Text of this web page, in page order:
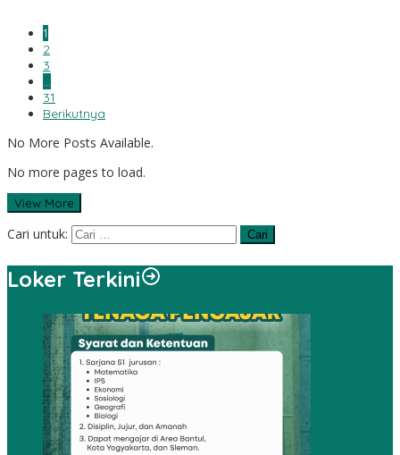
1
2
3
…
31
Berikutnya
No More Posts Available.
No more pages to load.
View More
Cari untuk:
Loker Terkini